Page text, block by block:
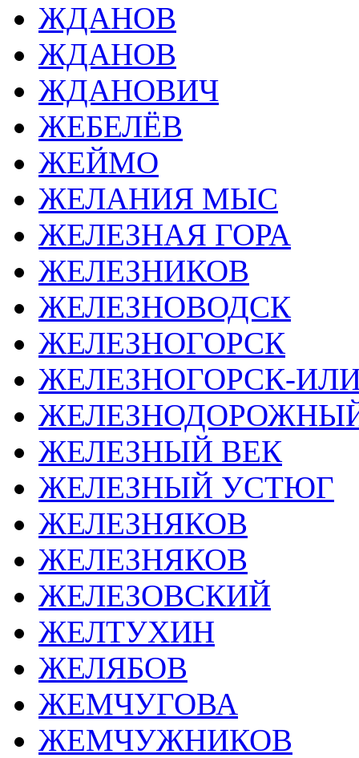
ЖДАНОВ
ЖДАНОВ
ЖДАНОВИЧ
ЖЕБЕЛЁВ
ЖЕЙМО
ЖЕЛАНИЯ МЫС
ЖЕЛЕЗНАЯ ГОРА
ЖЕЛЕЗНИКОВ
ЖЕЛЕЗНОВОДСК
ЖЕЛЕЗНОГОРСК
ЖЕЛЕЗНОГОРСК-
ЖЕЛЕЗНЫЙ ВЕК
ЖЕЛЕЗНЫЙ УСТЮГ
ЖЕЛЕЗНЯКОВ
ЖЕЛЕЗНЯКОВ
ЖЕЛЕЗОВСКИЙ
ЖЕЛТУХИН
ЖЕЛЯБОВ
ЖЕМЧУГОВА
ЖЕМЧУЖНИКОВ